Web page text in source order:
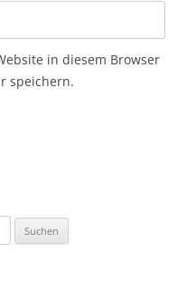
in diesem Browser
speichern.